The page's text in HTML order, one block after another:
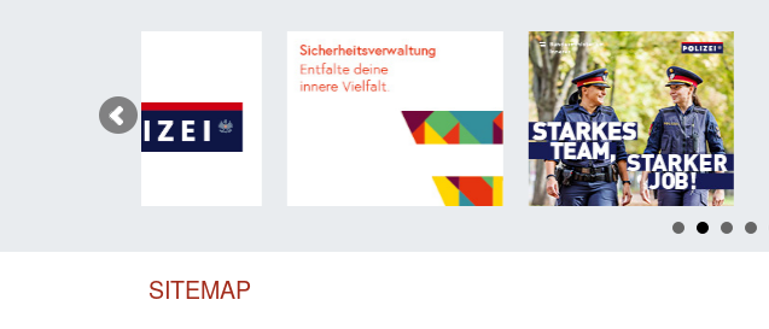
SITEMAP